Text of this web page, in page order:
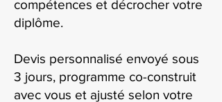
compétences et décrocher votre
diplôme.
Devis personnalisé envoyé sous
3 jours, programme co-construit
avec vous et ajusté selon votre